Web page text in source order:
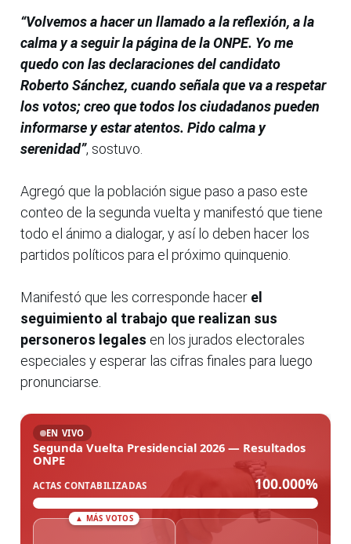
“Volvemos a hacer un llamado a la reflexión, a la
calma y a seguir la página de la ONPE. Yo me
quedo con las declaraciones del candidato
Roberto Sánchez, cuando señala que va a respetar
los votos; creo que todos los ciudadanos pueden
informarse y estar atentos. Pido calma y
serenidad”, sostuvo.
Agregó que la población sigue paso a paso este
conteo de la segunda vuelta y manifestó que tiene
todo el ánimo a dialogar, y así lo deben hacer los
partidos políticos para el próximo quinquenio.
Manifestó que les corresponde hacer el
seguimiento al trabajo que realizan sus
personeros legales en los jurados electorales
especiales y esperar las cifras finales para luego
pronunciarse.